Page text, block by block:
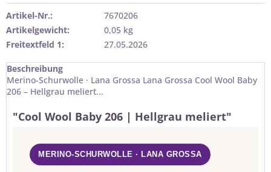
Artikel-Nr.:
7670206
Artikelgewicht:
0,05 kg
Freitextfeld 1:
27.05.2026
Beschreibung
Merino-Schurwolle · Lana Grossa Lana Grossa Cool Wool Baby
206 – Hellgrau meliert...
"Cool Wool Baby 206 | Hellgrau meliert"
MERINO-SCHURWOLLE · LANA GROSSA